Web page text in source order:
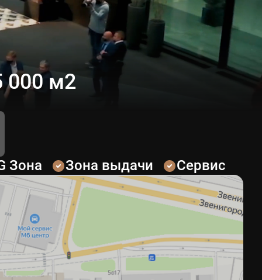
000 м2
Зона Зона выдачи Сервис